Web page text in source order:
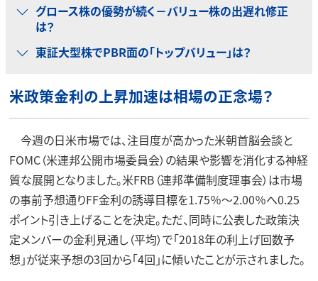
グロース株の優勢が続く－バリュー株の出遅れ修正
は？
東証大型株でPBR面の「トップバリュー」は？
米政策金利の上昇加速は相場の正念場？
今週の日米市場では、注目度が高かった米朝首脳会談と
FOMC（米連邦公開市場委員会）の結果や影響を消化する神経
質な展開となりました。米FRB（連邦準備制度理事会）は市場
の事前予想通りFF金利の誘導目標を1.75％～2.00％へ0.25
ポイント引き上げることを決定。ただ、同時に公表した政策決
定メンバーの金利見通し（平均）で「2018年の利上げ回数予
想」が従来予想の3回から「4回」に傾いたことが示されました。